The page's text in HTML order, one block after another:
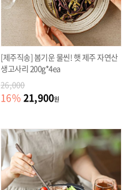
[제주직송] 봄기운 물씬! 햇 제주 자연산
생고사리 200g*4ea
26,000
16% 21,900원